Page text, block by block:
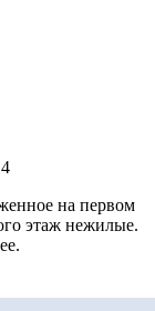
на первом
этаж нежилые.